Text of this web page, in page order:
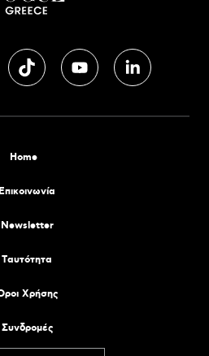
Home
Επικοινωνία
Newsletter
Tαυτότητα
Χρήσης
Συνδρομές